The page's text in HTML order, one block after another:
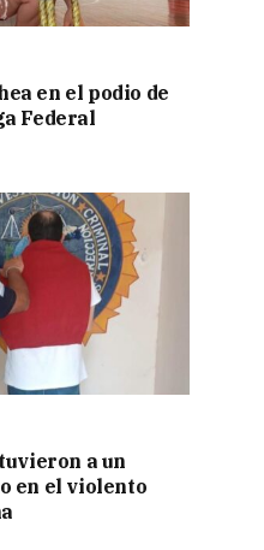
en el podio de
Federal
a un
en el violento